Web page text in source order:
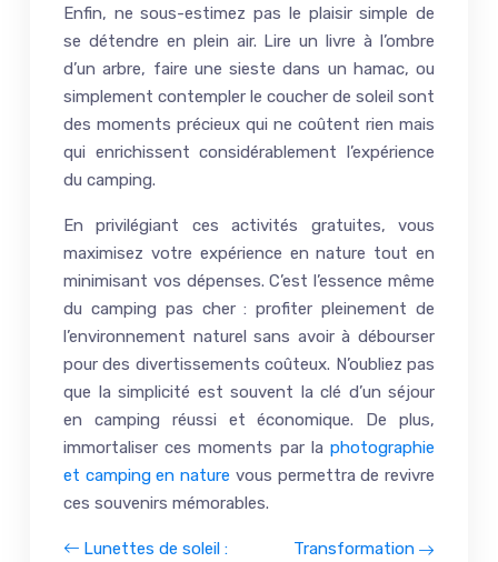
Enfin, ne sous-estimez pas le plaisir simple de
se détendre en plein air. Lire un livre à l’ombre
d’un arbre, faire une sieste dans un hamac, ou
simplement contempler le coucher de soleil sont
des moments précieux qui ne coûtent rien mais
qui enrichissent considérablement l’expérience
du camping.
En privilégiant ces activités gratuites, vous
maximisez votre expérience en nature tout en
minimisant vos dépenses. C’est l’essence même
du camping pas cher : profiter pleinement de
l’environnement naturel sans avoir à débourser
pour des divertissements coûteux. N’oubliez pas
que la simplicité est souvent la clé d’un séjour
en camping réussi et économique. De plus,
immortaliser ces moments par la photographie
et camping en nature vous permettra de revivre
ces souvenirs mémorables.
Lunettes de soleil :
Transformation